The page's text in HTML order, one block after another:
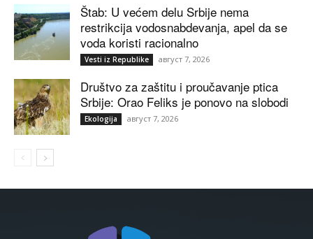
Štab: U većem delu Srbije nema
restrikcija vodosnabdevanja, apel da se
voda koristi racionalno
Vesti iz Republike август 7, 2026
Društvo za zaštitu i proučavanje ptica
Srbije: Orao Feliks je ponovo na slobodi
Ekologija август 7, 2026